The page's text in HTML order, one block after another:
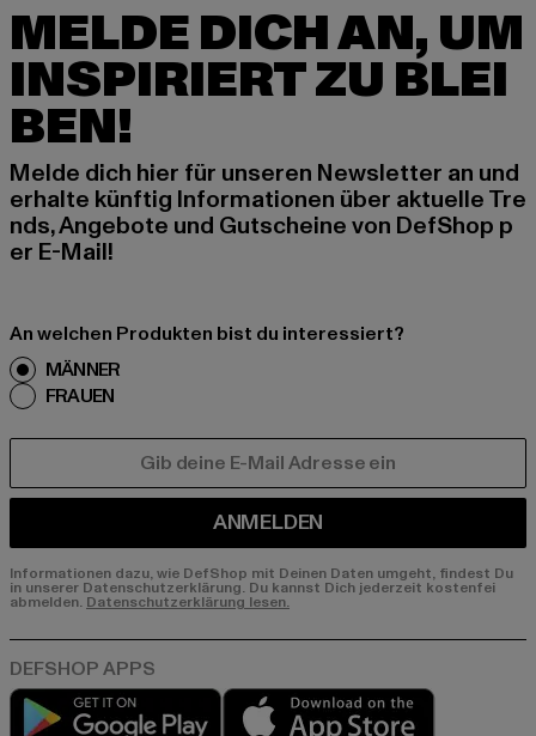
MELDE DICH AN, UM
INSPIRIERT ZU BLEI
BEN!
Melde dich hier für unseren Newsletter an und
erhalte künftig Informationen über aktuelle Tre
nds, Angebote und Gutscheine von DefShop p
er E-Mail!
An welchen Produkten bist du interessiert?
MÄNNER
FRAUEN
ANMELDEN
Informationen dazu, wie DefShop mit Deinen Daten umgeht, findest Du
in unserer Datenschutzerklärung. Du kannst Dich jederzeit kostenfei
abmelden. Datenschutzerklärung lesen.
Play market